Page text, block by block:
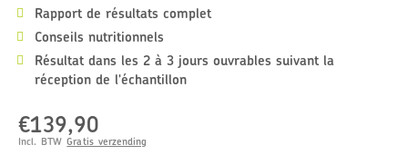
Rapport de résultats complet
Conseils nutritionnels
Résultat dans les 2 à 3 jours ouvrables suivant la
réception de l'échantillon
Normale
prijs
€139,90
Incl. BTWGratis verzending